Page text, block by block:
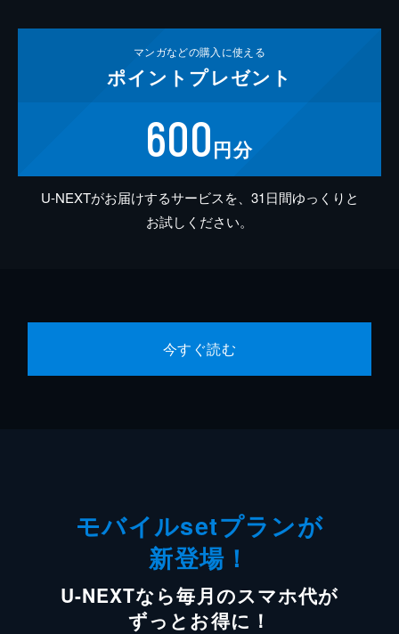
マンガなどの購入に使える
ポイント プレゼント
600円分
U-NEXTがお届けするサービスを、31日間ゆっくりと
お試しください。
今すぐ読む
モバイルsetプランが
新登場！
U-NEXTなら毎月のスマホ代が
ずっとお得に！